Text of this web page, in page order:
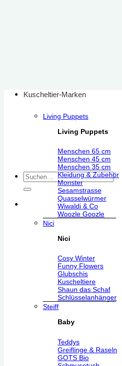
Suchen
Kuscheltier-Marken
Living Puppets
Living Puppets
Menschen 65 cm
Menschen 45 cm
Menschen 35 cm
Kleidung & Zubehör
Monster
Sesamstrasse
Quasselwürmer
Wiwaldi & Co
Woozle Goozle
Nici
Nici
Cosy Winter
Funny Flowers
Glubschis
Kuscheltiere
Shaun das Schaf
Schlüsselanhänger
Steiff
Baby
Teddys
Greiflinge & Raseln
GOTS Bio